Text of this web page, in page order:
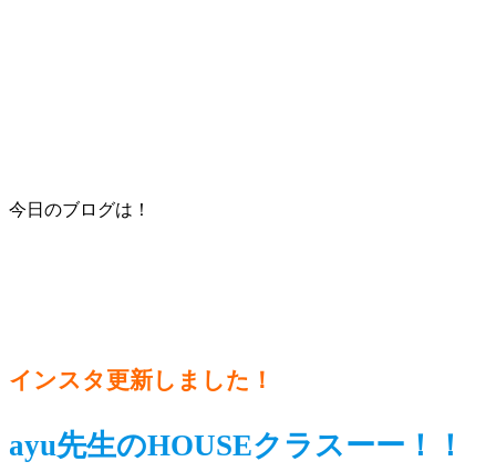
今日のブログは！
インスタ更新しました！
ayu先生のHOUSEクラスーー！！